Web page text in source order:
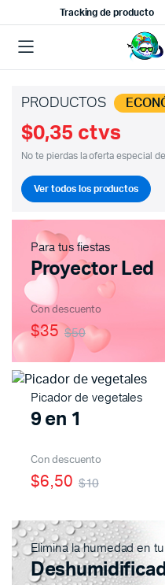
Tracking de producto
PRODUCTOS
$0,35 ctvs
No te pierdas la oferta especial
Ver todos los productos
Para tus fiestas
Proyector Led
Con descuento
$50
$35
Picador de vegetales
9 en 1
Con descuento
$10
$6,50
Elimina la humedad en